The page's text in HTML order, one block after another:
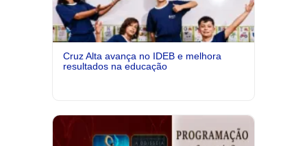
Cruz Alta avança no IDEB e melhora
resultados na educação